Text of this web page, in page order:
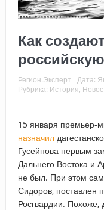
Как
Регион.Эксперт Дата:
Рубрика: История
15 января премьер-
назначил
Гусейнова первым
Дальнего Востока и
не был. При этом
Сидоров, поставлен
Росгвардии. Похоже,